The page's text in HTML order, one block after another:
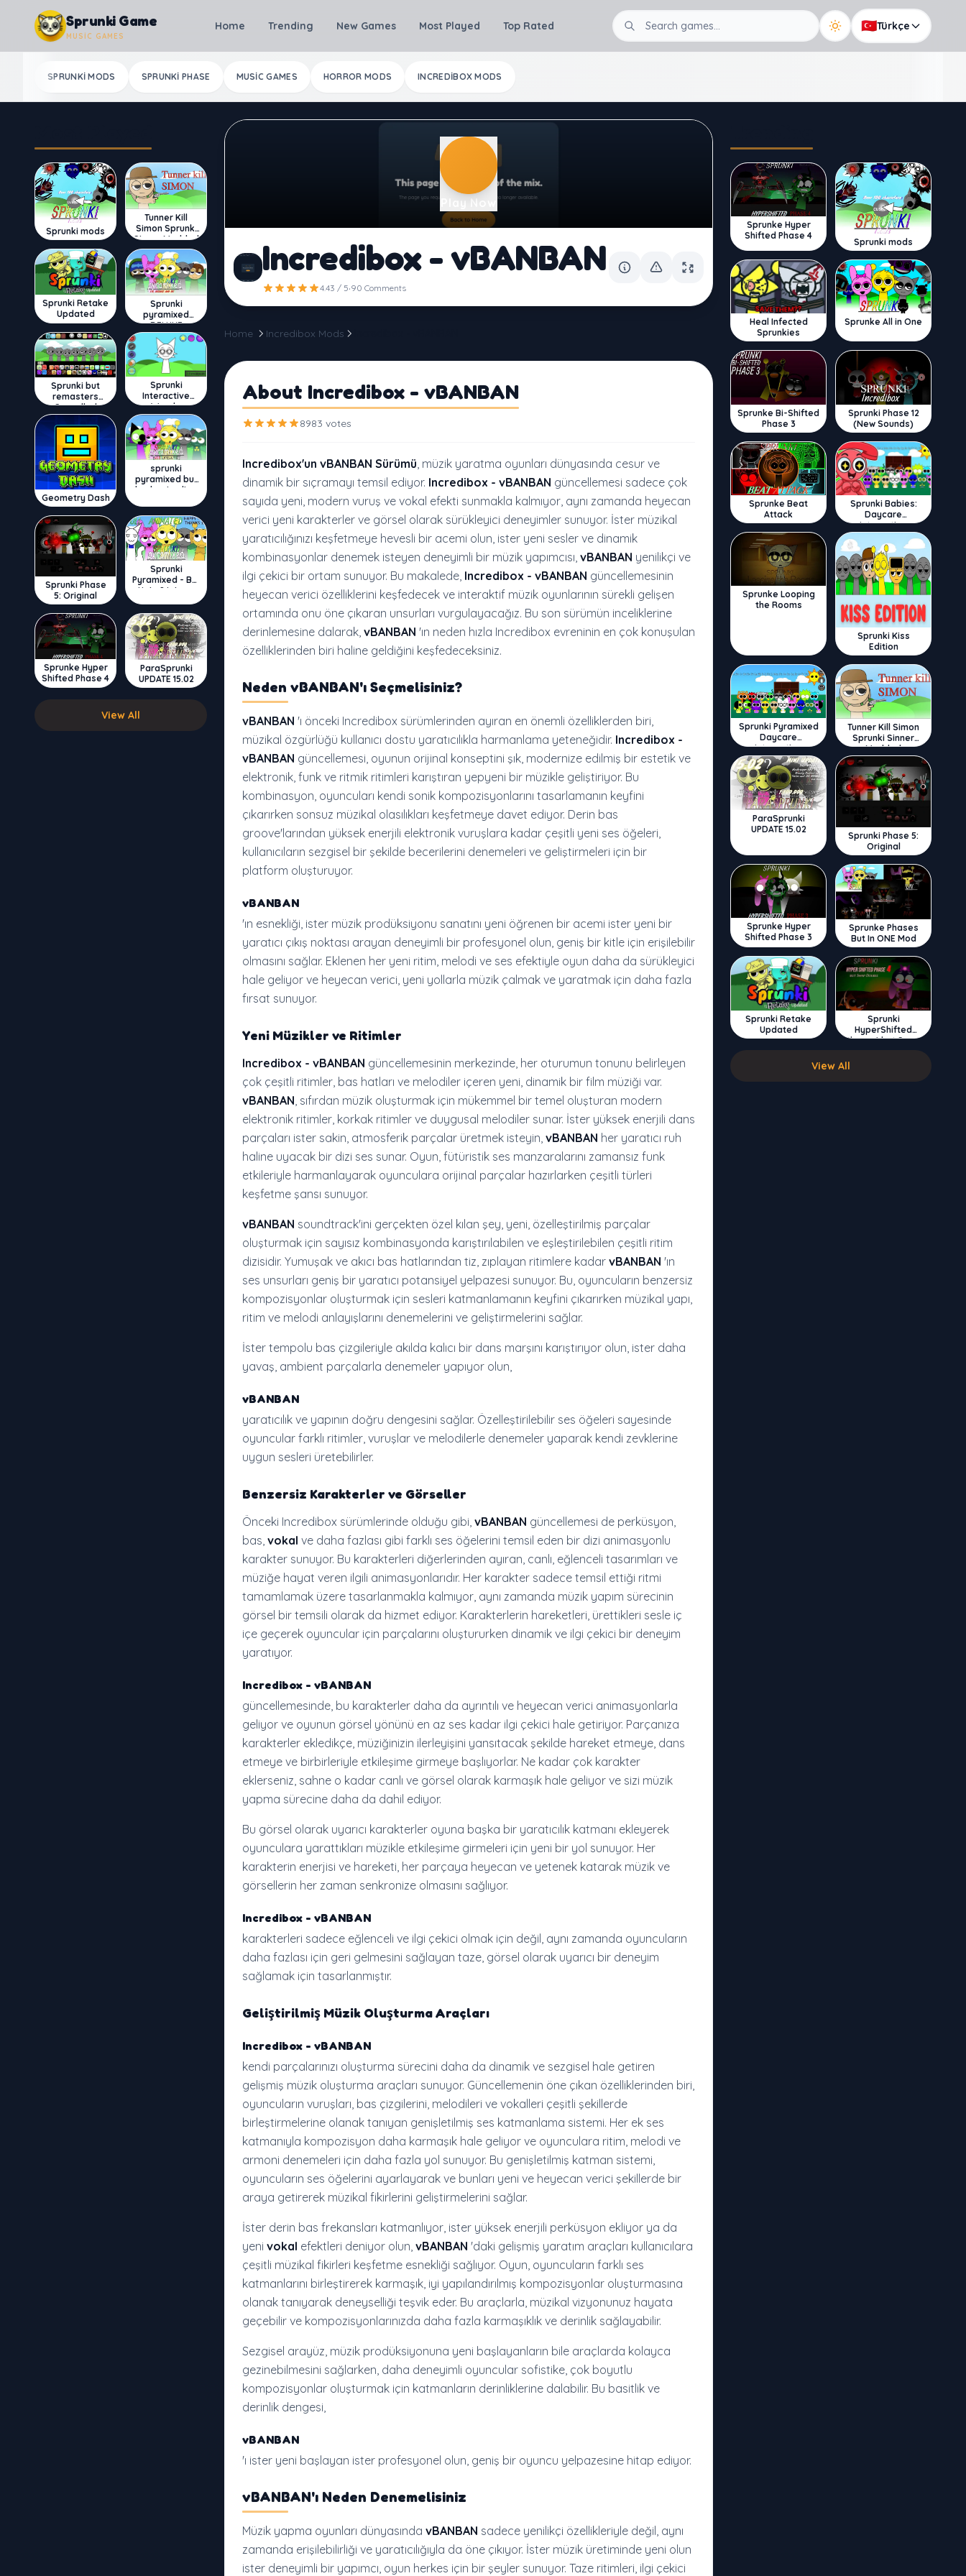
Skip to content
Sprunki Game
MUSIC GAMES
Home Trending New Games Most Played Top Rated 🇹🇷Türkçe
SPRUNKI MODS SPRUNKI PHASE MUSIC GAMES HORROR MODS INCREDIBOX MODS
Sprunki mods
Tunner Kill
Simon Sprunki
Sinner Modded
Sprunki Retake
Updated
Sprunki
pyramixed
DELUXE
Sprunki but
remasters
Cancelled
Sprunki
Interactive
Wenda
Geometry Dash
sprunki
pyramixed but
broker is alive
Sprunki Phase
5: Original
Sprunki
Pyramixed - But
Upin & Ipin oc
Sprunke Hyper
Shifted Phase 4
ParaSprunki
UPDATE 15.02
View All
Play Now
Incredibox - vBANBAN
4.43 / 5·90 Comments
Home Incredibox Mods
About Incredibox - vBANBAN
8983 votes
Incredibox'un vBANBAN Sürümü, müzik yaratma oyunları dünyasında cesur ve
dinamik bir sıçramayı temsil ediyor. Incredibox - vBANBAN güncellemesi sadece çok
sayıda yeni, modern vuruş ve vokal efekti sunmakla kalmıyor, aynı zamanda heyecan
verici yeni karakterler ve görsel olarak sürükleyici deneyimler sunuyor. İster müzikal
yaratıcılığınızı keşfetmeye hevesli bir acemi olun, ister yeni sesler ve dinamik
kombinasyonlar denemek isteyen deneyimli bir müzik yapımcısı, vBANBAN yenilikçi ve
ilgi çekici bir ortam sunuyor. Bu makalede, Incredibox - vBANBAN güncellemesinin
heyecan verici özelliklerini keşfedecek ve interaktif müzik oyunlarının sürekli gelişen
ortamında onu öne çıkaran unsurları vurgulayacağız. Bu son sürümün inceliklerine
derinlemesine dalarak, vBANBAN 'ın neden hızla Incredibox evreninin en çok konuşulan
özelliklerinden biri haline geldiğini keşfedeceksiniz.
Neden vBANBAN'ı Seçmelisiniz?
vBANBAN 'ı önceki Incredibox sürümlerinden ayıran en önemli özelliklerden biri,
müzikal özgürlüğü kullanıcı dostu yaratıcılıkla harmanlama yeteneğidir. Incredibox -
vBANBAN güncellemesi, oyunun orijinal konseptini şık, modernize edilmiş bir estetik ve
elektronik, funk ve ritmik ritimleri karıştıran yepyeni bir müzikle geliştiriyor. Bu
kombinasyon, oyuncuları kendi sonik kompozisyonlarını tasarlamanın keyfini
çıkarırken sonsuz müzikal olasılıkları keşfetmeye davet ediyor. Derin bas
groove'larından yüksek enerjili elektronik vuruşlara kadar çeşitli yeni ses öğeleri,
kullanıcıların sezgisel bir şekilde becerilerini denemeleri ve geliştirmeleri için bir
platform oluşturuyor.
vBANBAN
'ın esnekliği, ister müzik prodüksiyonu sanatını yeni öğrenen bir acemi ister yeni bir
yaratıcı çıkış noktası arayan deneyimli bir profesyonel olun, geniş bir kitle için erişilebilir
olmasını sağlar. Eklenen her yeni ritim, melodi ve ses efektiyle oyun daha da sürükleyici
hale geliyor ve heyecan verici, yeni yollarla müzik çalmak ve yaratmak için daha fazla
fırsat sunuyor.
Yeni Müzikler ve Ritimler
Incredibox - vBANBAN güncellemesinin merkezinde, her oturumun tonunu belirleyen
çok çeşitli ritimler, bas hatları ve melodiler içeren yeni, dinamik bir film müziği var.
vBANBAN, sıfırdan müzik oluşturmak için mükemmel bir temel oluşturan modern
elektronik ritimler, korkak ritimler ve duygusal melodiler sunar. İster yüksek enerjili dans
parçaları ister sakin, atmosferik parçalar üretmek isteyin, vBANBAN her yaratıcı ruh
haline uyacak bir dizi ses sunar. Oyun, fütüristik ses manzaralarını zamansız funk
etkileriyle harmanlayarak oyunculara orijinal parçalar hazırlarken çeşitli türleri
keşfetme şansı sunuyor.
vBANBAN soundtrack'ini gerçekten özel kılan şey, yeni, özelleştirilmiş parçalar
oluşturmak için sayısız kombinasyonda karıştırılabilen ve eşleştirilebilen çeşitli ritim
dizisidir. Yumuşak ve akıcı bas hatlarından tiz, zıplayan ritimlere kadar vBANBAN 'ın
ses unsurları geniş bir yaratıcı potansiyel yelpazesi sunuyor. Bu, oyuncuların benzersiz
kompozisyonlar oluşturmak için sesleri katmanlamanın keyfini çıkarırken müzikal yapı,
ritim ve melodi anlayışlarını denemelerini ve geliştirmelerini sağlar.
İster tempolu bas çizgileriyle akılda kalıcı bir dans marşını karıştırıyor olun, ister daha
yavaş, ambient parçalarla denemeler yapıyor olun,
vBANBAN
yaratıcılık ve yapının doğru dengesini sağlar. Özelleştirilebilir ses öğeleri sayesinde
oyuncular farklı ritimler, vuruşlar ve melodilerle denemeler yaparak kendi zevklerine
uygun sesleri üretebilirler.
Benzersiz Karakterler ve Görseller
Önceki Incredibox sürümlerinde olduğu gibi, vBANBAN güncellemesi de perküsyon,
bas, vokal ve daha fazlası gibi farklı ses öğelerini temsil eden bir dizi animasyonlu
karakter sunuyor. Bu karakterleri diğerlerinden ayıran, canlı, eğlenceli tasarımları ve
müziğe hayat veren ilgili animasyonlarıdır. Her karakter sadece temsil ettiği ritmi
tamamlamak üzere tasarlanmakla kalmıyor, aynı zamanda müzik yapım sürecinin
görsel bir temsili olarak da hizmet ediyor. Karakterlerin hareketleri, ürettikleri sesle iç
içe geçerek oyuncular için parçalarını oluştururken dinamik ve ilgi çekici bir deneyim
yaratıyor.
Incredibox - vBANBAN
güncellemesinde, bu karakterler daha da ayrıntılı ve heyecan verici animasyonlarla
geliyor ve oyunun görsel yönünü en az ses kadar ilgi çekici hale getiriyor. Parçanıza
karakterler ekledikçe, müziğinizin ilerleyişini yansıtacak şekilde hareket etmeye, dans
etmeye ve birbirleriyle etkileşime girmeye başlıyorlar. Ne kadar çok karakter
eklerseniz, sahne o kadar canlı ve görsel olarak karmaşık hale geliyor ve sizi müzik
yapma sürecine daha da dahil ediyor.
Bu görsel olarak uyarıcı karakterler oyuna başka bir yaratıcılık katmanı ekleyerek
oyunculara yarattıkları müzikle etkileşime girmeleri için yeni bir yol sunuyor. Her
karakterin enerjisi ve hareketi, her parçaya heyecan ve yetenek katarak müzik ve
görsellerin her zaman senkronize olmasını sağlıyor.
Incredibox - vBANBAN
karakterleri sadece eğlenceli ve ilgi çekici olmak için değil, aynı zamanda oyuncuların
daha fazlası için geri gelmesini sağlayan taze, görsel olarak uyarıcı bir deneyim
sağlamak için tasarlanmıştır.
Geliştirilmiş Müzik Oluşturma Araçları
Incredibox - vBANBAN
kendi parçalarınızı oluşturma sürecini daha da dinamik ve sezgisel hale getiren
gelişmiş müzik oluşturma araçları sunuyor. Güncellemenin öne çıkan özelliklerinden biri,
oyuncuların vuruşları, bas çizgilerini, melodileri ve vokalleri çeşitli şekillerde
birleştirmelerine olanak tanıyan genişletilmiş ses katmanlama sistemi. Her ek ses
katmanıyla kompozisyon daha karmaşık hale geliyor ve oyunculara ritim, melodi ve
armoni denemeleri için daha fazla yol sunuyor. Bu genişletilmiş katman sistemi,
oyuncuların ses öğelerini ayarlayarak ve bunları yeni ve heyecan verici şekillerde bir
araya getirerek müzikal fikirlerini geliştirmelerini sağlar.
İster derin bas frekansları katmanlıyor, ister yüksek enerjili perküsyon ekliyor ya da
yeni vokal efektleri deniyor olun, vBANBAN 'daki gelişmiş yaratım araçları kullanıcılara
çeşitli müzikal fikirleri keşfetme esnekliği sağlıyor. Oyun, oyuncuların farklı ses
katmanlarını birleştirerek karmaşık, iyi yapılandırılmış kompozisyonlar oluşturmasına
olanak tanıyarak deneyselliği teşvik eder. Bu araçlarla, müzikal vizyonunuz hayata
geçebilir ve kompozisyonlarınızda daha fazla karmaşıklık ve derinlik sağlayabilir.
Sezgisel arayüz, müzik prodüksiyonuna yeni başlayanların bile araçlarda kolayca
gezinebilmesini sağlarken, daha deneyimli oyuncular sofistike, çok boyutlu
kompozisyonlar oluşturmak için katmanların derinliklerine dalabilir. Bu basitlik ve
derinlik dengesi,
vBANBAN
'ı ister yeni başlayan ister profesyonel olun, geniş bir oyuncu yelpazesine hitap ediyor.
vBANBAN'ı Neden Denemelisiniz
Müzik yapma oyunları dünyasında vBANBAN sadece yenilikçi özellikleriyle değil, aynı
zamanda erişilebilirliği ve yaratıcılığıyla da öne çıkıyor. İster müzik üretiminde yeni olun
ister deneyimli bir yapımcı, oyun herkes için bir şeyler sunuyor. Taze ritimleri, ilgi çekici
Sprunke Hyper
Shifted Phase 4
Sprunki mods
Heal Infected
Sprunkies
Sprunke All in One
Sprunke Bi-Shifted
Phase 3
Sprunki Phase 12
(New Sounds)
Sprunke Beat
Attack
Sprunki Babies:
Daycare
Interactive
Sprunke Looping
the Rooms
Sprunki Kiss
Edition
Sprunki Pyramixed
Daycare
Interactive
Tunner Kill Simon
Sprunki Sinner
Modded
ParaSprunki
UPDATE 15.02
Sprunki Phase 5:
Original
Sprunke Hyper
Shifted Phase 3
Sprunke Phases
But In ONE Mod
Sprunki Retake
Updated
Sprunki
HyperShifted
Phase 4 but Swap
Double
View All